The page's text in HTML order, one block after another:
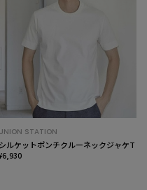
UNION STATION
シルケットポンチクルーネックジャケT